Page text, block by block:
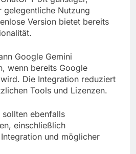
gelegentliche Nutzung
Version bietet bereits
Google Gemini
wenn bereits Google
Die Integration reduziert
Tools und Lizenzen.
sollten ebenfalls
einschließlich
und möglicher